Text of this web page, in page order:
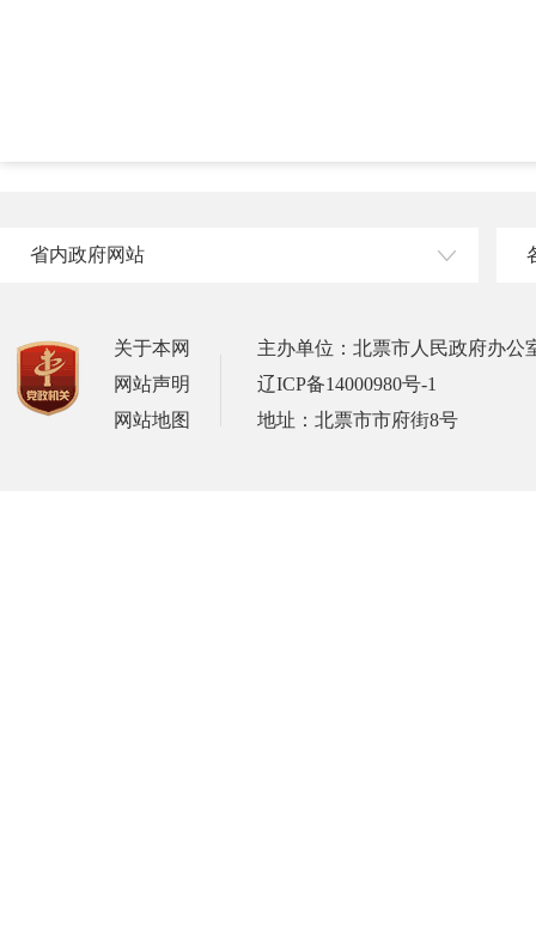
省内政府网站
关于本网
网站声明
网站地图
主办单位：北票市人民政府办公
辽ICP备14000980号-1
地址：北票市市府街8号